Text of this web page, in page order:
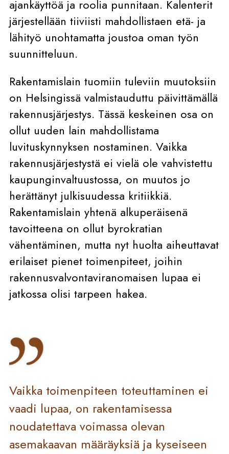
ajankäyttöä ja roolia punnitaan. Kalenterit
järjestellään tiiviisti mahdollistaen etä- ja
lähityö unohtamatta joustoa oman työn
suunnitteluun.
Rakentamislain tuomiin tuleviin muutoksiin
on Helsingissä valmistauduttu päivittämällä
rakennusjärjestys. Tässä keskeinen osa on
ollut uuden lain mahdollistama
luvituskynnyksen nostaminen. Vaikka
rakennusjärjestystä ei vielä ole vahvistettu
kaupunginvaltuustossa, on muutos jo
herättänyt julkisuudessa kritiikkiä.
Rakentamislain yhtenä alkuperäisenä
tavoitteena on ollut byrokratian
vähentäminen, mutta nyt huolta aiheuttavat
erilaiset pienet toimenpiteet, joihin
rakennusvalvontaviranomaisen lupaa ei
jatkossa olisi tarpeen hakea.
Vaikka toimenpiteen toteuttaminen ei
vaadi lupaa, on rakentamisessa
noudatettava voimassa olevan
asemakaavan määräyksiä ja kyseiseen